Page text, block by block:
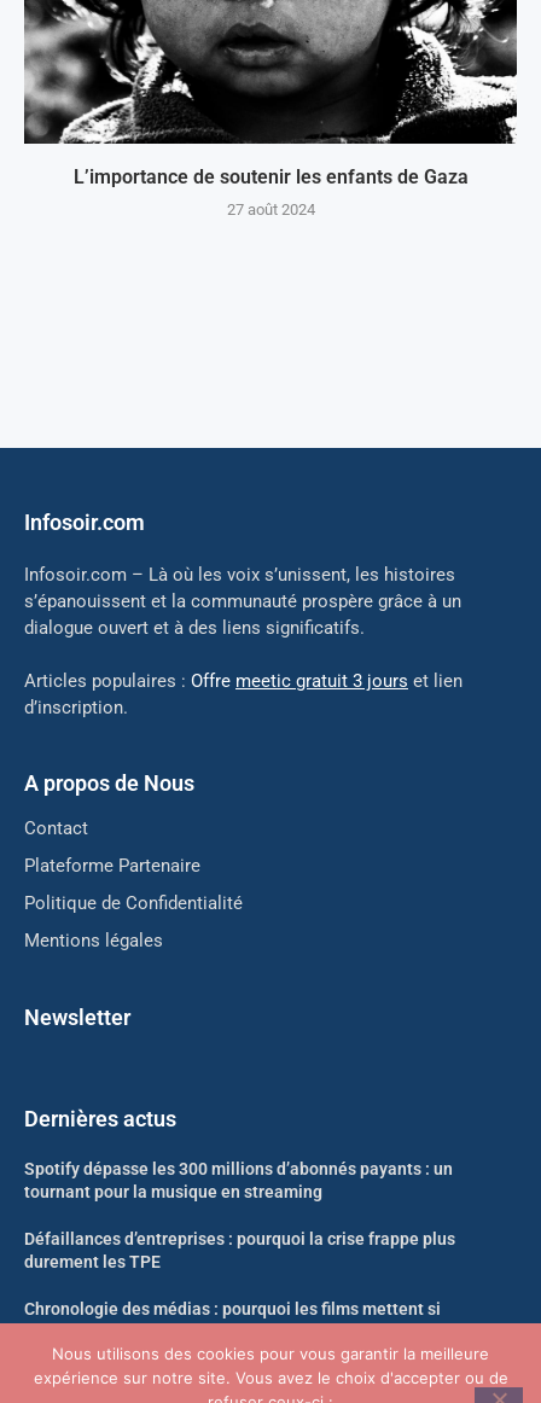
L’importance de soutenir les enfants de Gaza
27 août 2024
Infosoir.com
Infosoir.com – Là où les voix s’unissent, les histoires
s’épanouissent et la communauté prospère grâce à un
dialogue ouvert et à des liens significatifs.
Articles populaires : Offre meetic gratuit 3 jours et lien
d’inscription.
A propos de Nous
Contact
Plateforme Partenaire
Politique de Confidentialité
Mentions légales
Newsletter
Dernières actus
Spotify dépasse les 300 millions d’abonnés payants : un
tournant pour la musique en streaming
Défaillances d’entreprises : pourquoi la crise frappe plus
durement les TPE
Chronologie des médias : pourquoi les films mettent si
Likweli : un nouveau singe découvert dans la forêt du Congo
Nous utilisons des cookies pour vous garantir la meilleure
expérience sur notre site. Vous avez le choix d'accepter ou de